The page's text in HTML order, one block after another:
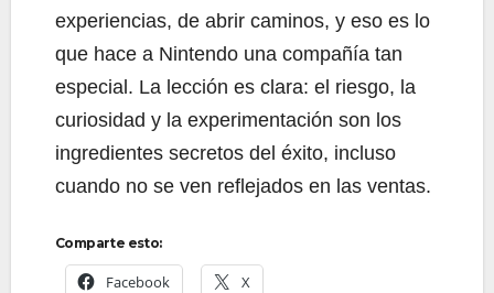
experiencias, de abrir caminos, y eso es lo
que hace a Nintendo una compañía tan
especial. La lección es clara: el riesgo, la
curiosidad y la experimentación son los
ingredientes secretos del éxito, incluso
cuando no se ven reflejados en las ventas.
Comparte esto:
Facebook X